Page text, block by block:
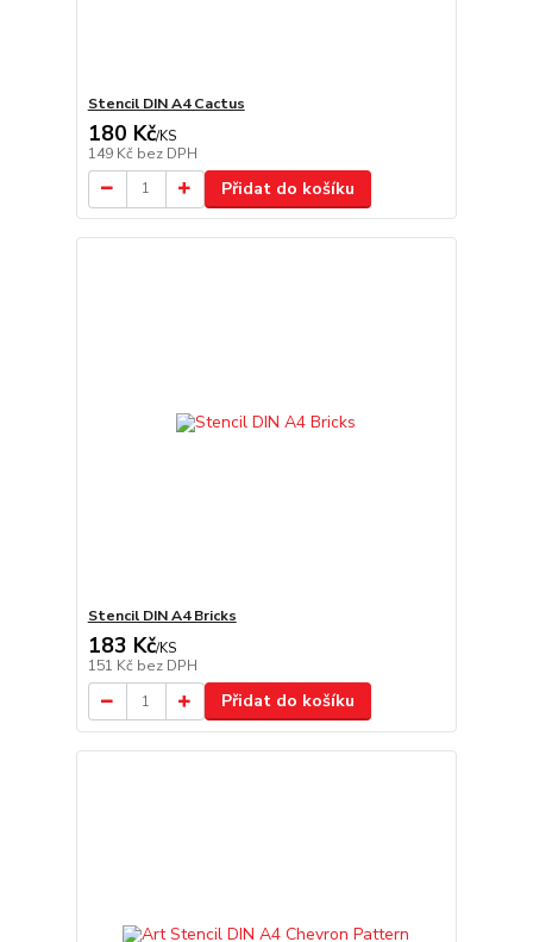
Stencil DIN A4 Cactus
180 Kč/KS
149 Kč bez DPH
Přidat do košíku
Stencil DIN A4 Bricks
183 Kč/KS
151 Kč bez DPH
Přidat do košíku